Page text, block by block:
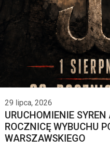
29 lipca, 2026
URUCHOMIENIE
ROCZNICĘ WYBUCHU
WARSZAWSKIEGO